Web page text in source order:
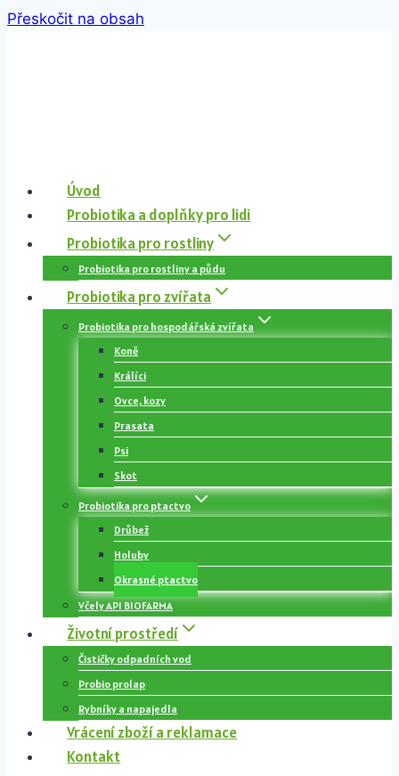
Přeskočit na obsah
Úvod
Probiotika a doplňky pro lidi
Probiotika pro rostliny
Probiotika pro rostliny a půdu
Probiotika pro zvířata
Probiotika pro hospodářská zvířata
Koně
Králíci
Ovce, kozy
Prasata
Psi
Skot
Probiotika pro ptactvo
Drůbež
Holuby
Okrasné ptactvo
Včely API BIOFARMA
Životní prostředí
Čističky odpadních vod
Probio prolap
Rybníky a napajedla
Vrácení zboží a reklamace
Kontakt